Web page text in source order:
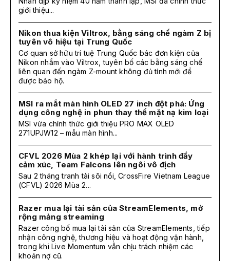
giới thiệu...
Nikon thua kiện Viltrox, bằng sáng chế ngàm Z bị
tuyên vô hiệu tại Trung Quốc
Cơ quan sở hữu trí tuệ Trung Quốc bác đơn kiện của
Nikon nhắm vào Viltrox, tuyên bố các bằng sáng chế
liên quan đến ngàm Z-mount không đủ tính mới để
được bảo hộ.
MSI ra mắt màn hình OLED 27 inch đột phá: Ứng
dụng công nghệ in phun thay thế mặt nạ kim loại
MSI vừa chính thức giới thiệu PRO MAX OLED
271UPJW12 – mẫu màn hình...
CFVL 2026 Mùa 2 khép lại với hành trình đầy
cảm xúc, Team Falcons lên ngôi vô địch
Sau 2 tháng tranh tài sôi nổi, CrossFire Vietnam League
(CFVL) 2026 Mùa 2...
Razer mua lại tài sản của StreamElements, mở
rộng mảng streaming
Razer công bố mua lại tài sản của StreamElements, tiếp
nhận công nghệ, thương hiệu và hoạt động vận hành,
trong khi Live Momentum vẫn chịu trách nhiệm các
khoản nợ cũ.